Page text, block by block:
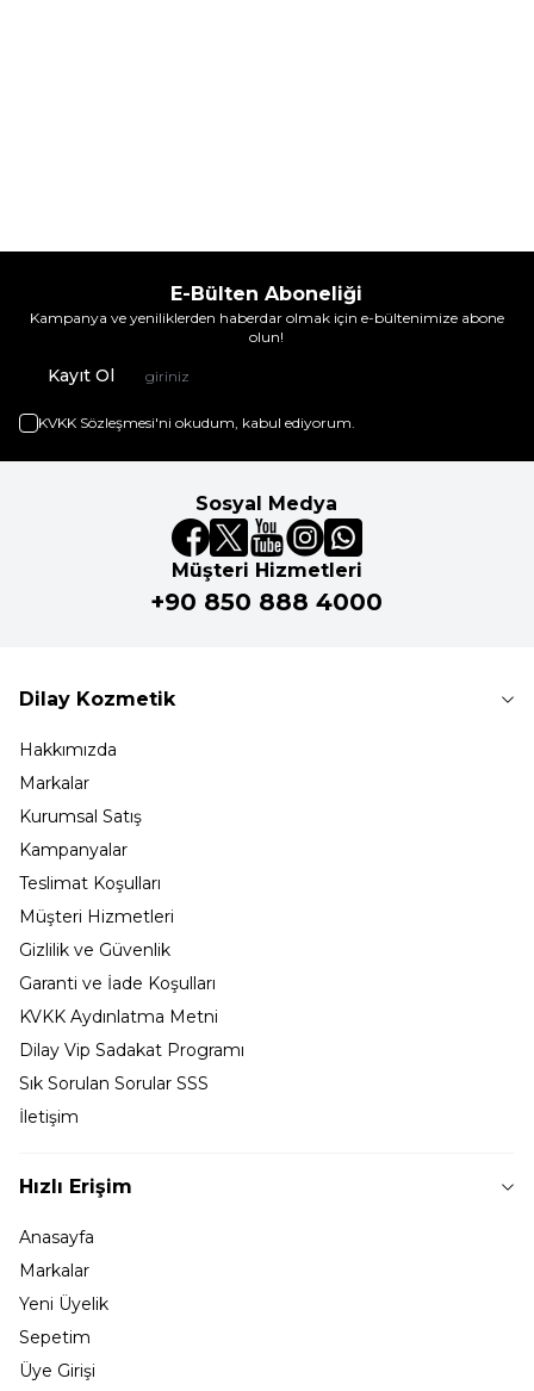
E-Bülten Aboneliği
Kampanya ve yeniliklerden haberdar olmak için e-bültenimize abone
olun!
Kayıt Ol
KVKK Sözleşmesi'ni okudum, kabul ediyorum.
Sosyal Medya
Müşteri Hizmetleri
+90 850 888 4000
Dilay Kozmetik
Hakkımızda
Markalar
Kurumsal Satış
Kampanyalar
Teslimat Koşulları
Müşteri Hizmetleri
Gizlilik ve Güvenlik
Garanti ve İade Koşulları
KVKK Aydınlatma Metni
Dilay Vip Sadakat Programı
Sık Sorulan Sorular SSS
İletişim
Hızlı Erişim
Anasayfa
Markalar
Yeni Üyelik
Sepetim
Üye Girişi